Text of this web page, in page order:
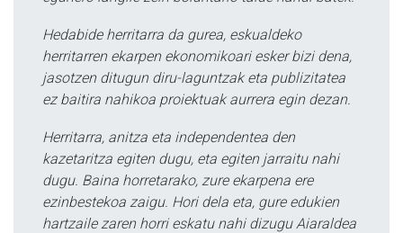
Hedabide herritarra da gurea, eskualdeko
herritarren ekarpen ekonomikoari esker bizi dena,
jasotzen ditugun diru-laguntzak eta publizitatea
ez baitira nahikoa proiektuak aurrera egin dezan.
Herritarra, anitza eta independentea den
kazetaritza egiten dugu, eta egiten jarraitu nahi
dugu. Baina horretarako, zure ekarpena ere
ezinbestekoa zaigu. Hori dela eta, gure edukien
hartzaile zaren horri eskatu nahi dizugu Aiaraldea